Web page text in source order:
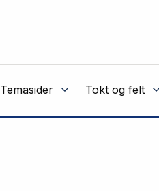
Temasider Tokt og felt